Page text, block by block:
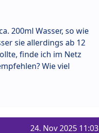
200ml Wasser, so wie
sie allerdings ab 12
finde ich im Netz
Wie viel
24. Nov 2025 11:03